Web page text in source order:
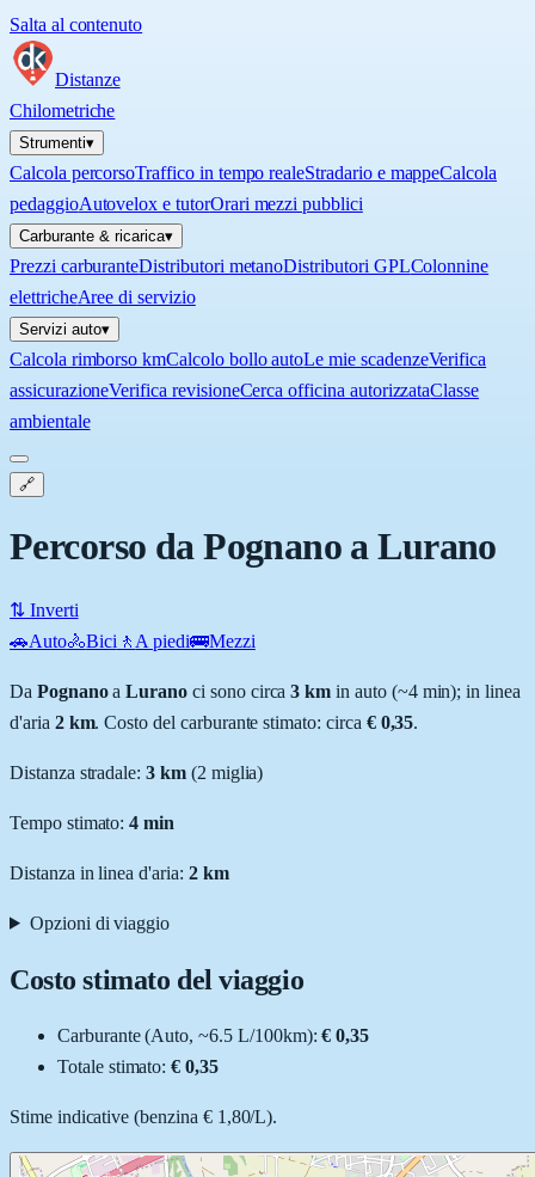
Salta al contenuto
Distanze
Chilometriche
Strumenti▾
Calcola percorsoTraffico in tempo realeStradario e mappeCalcola
pedaggioAutovelox e tutorOrari mezzi pubblici
Carburante & ricarica▾
Prezzi carburanteDistributori metanoDistributori GPLColonnine
elettricheAree di servizio
Servizi auto▾
Calcola rimborso kmCalcolo bollo autoLe mie scadenzeVerifica
assicurazioneVerifica revisioneCerca officina autorizzataClasse
ambientale
🔗
Percorso da Pognano a Lurano
⇅ Inverti
🚗Auto🚴Bici 🚶 A piedi🚌Mezzi
Da PognanoaLurano ci sono circa 3 km in auto (~4 min); in linea
d'aria 2km. Costo del carburante stimato: circa € 0,35.
Distanza stradale:3 km (2 miglia)
Tempo stimato:4 min
Distanza in linea d'aria: 2km
Opzioni di viaggio
Costo stimato del viaggio
Carburante (Auto, ~6.5 L/100km): € 0,35
Totale stimato:€ 0,35
Stime indicative (benzina € 1,80/L).